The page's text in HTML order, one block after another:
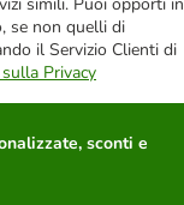
se non quelli di
il Servizio Clienti di
Privacy
sconti e